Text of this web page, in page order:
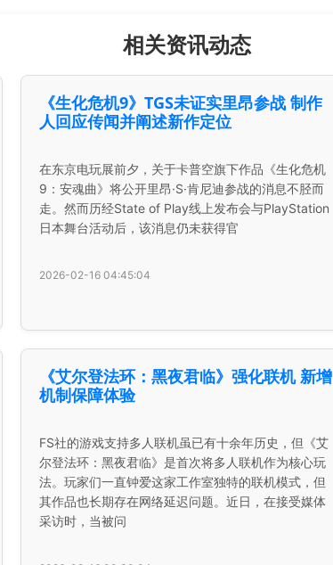
相关资讯动态
《生化危机9》TGS未证实里昂参战 制作
人回应传闻并阐述新作定位
在东京电玩展前夕，关于卡普空旗下作品《生化危机
9：安魂曲》将公开里昂·S·肯尼迪参战的消息不胫而
走。然而历经State of Play线上发布会与PlayStation
日本舞台活动后，该消息仍未获得官
2026-02-16 04:45:04
《艾尔登法环：黑夜君临》强化联机 新增
机制保障体验
FS社的游戏支持多人联机虽已有十余年历史，但《艾
尔登法环：黑夜君临》是首次将多人联机作为核心玩
法。玩家们一直钟爱这家工作室独特的联机模式，但
其作品也长期存在网络延迟问题。近日，在接受媒体
采访时，当被问